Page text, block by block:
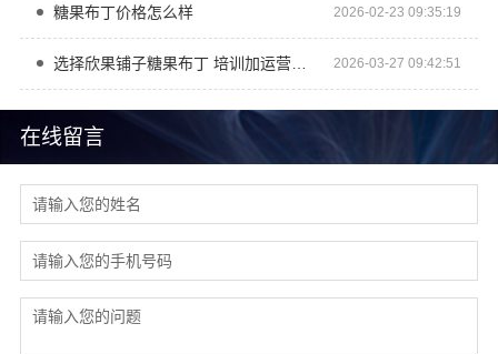
在线留言
糖果布丁价格怎么样 2026-02-23 09:35:19
选择欣果铺子糖果布丁 培训加运营一台设备即可 2026-03-27 09:42:51